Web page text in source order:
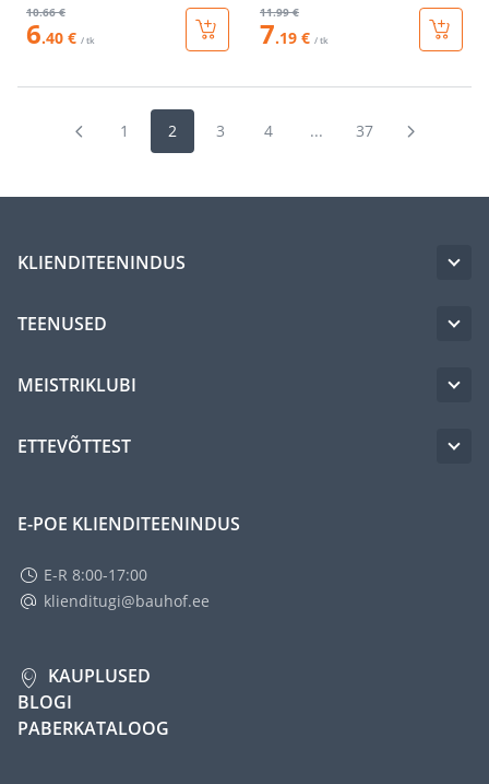
10.66 €
6.40 € / tk
11.99 €
7.19 € / tk
1 2 3 4 ... 37
KLIENDITEENINDUS
TEENUSED
MEISTRIKLUBI
ETTEVÕTTEST
E-POE KLIENDITEENINDUS
E-R 8:00-17:00
klienditugi@bauhof.ee
KAUPLUSED
BLOGI
PABERKATALOOG